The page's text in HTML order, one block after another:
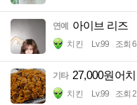
연예 아이브 리즈
치킨 Lv.99 조회
기타 27,000원어
치킨 Lv.99 조회